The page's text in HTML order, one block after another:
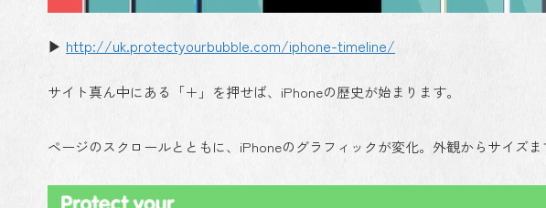
▶ http://uk.protectyourbubble.com/iphone-timeline/
サイト真ん中にある「＋」を押せば、iPhoneの歴史が始まります。
ページのスクロールとともに、iPhoneのグラフィックが変化。外観からサイズ